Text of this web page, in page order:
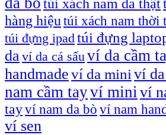
hàng hiệu túi xách nam thời
túi đựng ipadtúi đựng
daví da cá sấu ví da cầm
handmadeví da mini ví
nam cầm tayví mini ví
tayví nam da bò ví nam
ví sen